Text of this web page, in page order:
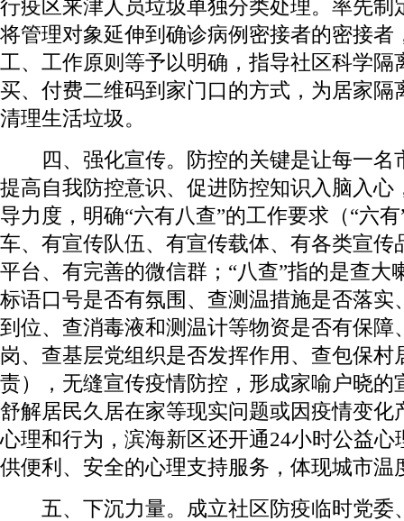
行疫区来津人员垃圾单独分类处理。率先制
将管理对象延伸到确诊病例密接者的密接者
工、工作原则等予以明确，指导社区科学隔
买、付费二维码到家门口的方式，为居家隔
清理生活垃圾。
四、强化宣传。防控的关键是让每一名
提高自我防控意识、促进防控知识入脑入心
导力度，明确“六有八查”的工作要求（“六
车、有宣传队伍、有宣传载体、有各类宣传
平台、有完善的微信群；“八查”指的是查大
标语口号是否有氛围、查测温措施是否落实
到位、查消毒液和测温计等物资是否有保障
岗、查基层党组织是否发挥作用、查包保村
责），无缝宣传疫情防控，形成家喻户晓的
舒解居民久居在家等现实问题或因疫情变化
心理和行为，滨海新区还开通24小时公益
供便利、安全的心理支持服务，体现城市温
五、下沉力量。成立社区防疫临时党委